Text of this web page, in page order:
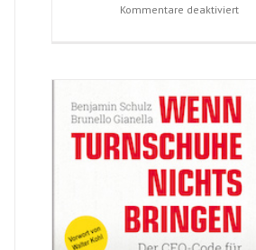
Kommentare deaktiviertfür